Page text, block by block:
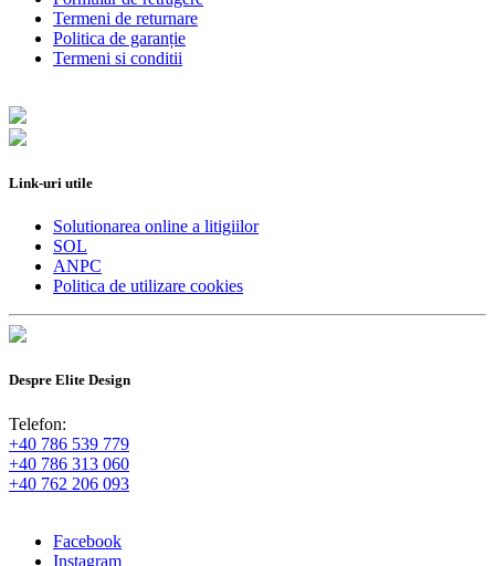
Termeni de returnare
Politica de garanție
Termeni si conditii
Link-uri utile
Solutionarea online a litigiilor
SOL
ANPC
Politica de utilizare cookies
Despre Elite Design
Telefon:
+40 786 539 779
+40 786 313 060
+40 762 206 093
Facebook
Instagram